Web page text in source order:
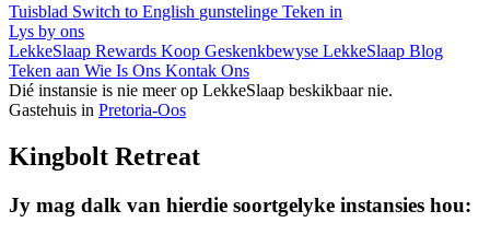
Tuisblad Switch to English gunstelinge Teken in
Lys by ons
LekkeSlaap Rewards Koop Geskenkbewyse LekkeSlaap Blog
Teken aan Wie Is Ons Kontak Ons
Dié instansie is nie meer op LekkeSlaap beskikbaar nie.
Gastehuis in Pretoria-Oos
Kingbolt Retreat
Jy mag dalk van hierdie soortgelyke instansies hou: